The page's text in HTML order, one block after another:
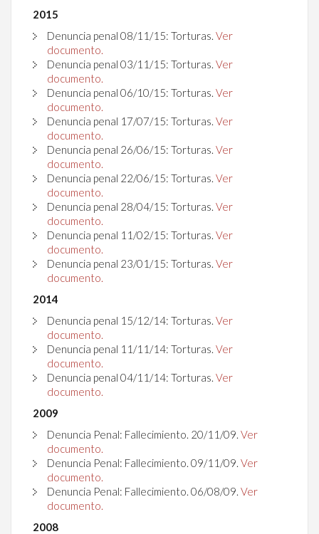
2015
Denuncia penal 08/11/15: Torturas. Ver
documento.
Denuncia penal 03/11/15: Torturas. Ver
documento.
Denuncia penal 06/10/15: Torturas. Ver
documento.
Denuncia penal 17/07/15: Torturas. Ver
documento.
Denuncia penal 26/06/15: Torturas. Ver
documento.
Denuncia penal 22/06/15: Torturas. Ver
documento.
Denuncia penal 28/04/15: Torturas. Ver
documento.
Denuncia penal 11/02/15: Torturas. Ver
documento.
Denuncia penal 23/01/15: Torturas. Ver
documento.
2014
Denuncia penal 15/12/14: Torturas. Ver
documento.
Denuncia penal 11/11/14: Torturas. Ver
documento.
Denuncia penal 04/11/14: Torturas. Ver
documento.
2009
Denuncia Penal: Fallecimiento. 20/11/09. Ver
documento.
Denuncia Penal: Fallecimiento. 09/11/09. Ver
documento.
Denuncia Penal: Fallecimiento. 06/08/09. Ver
documento.
2008